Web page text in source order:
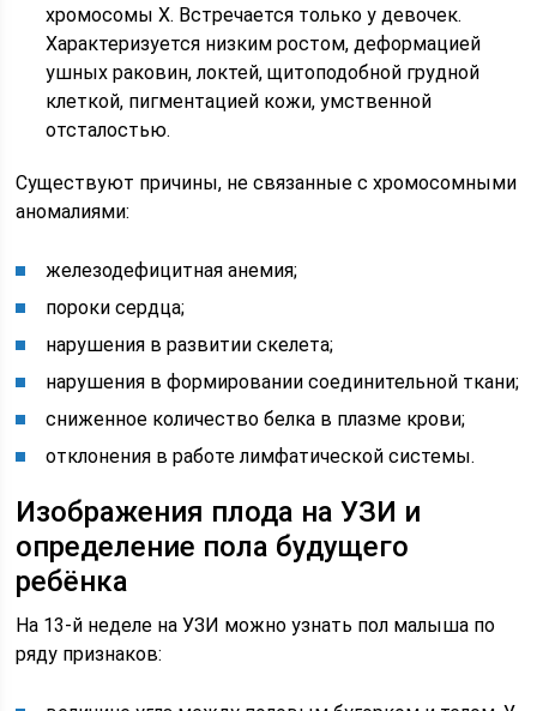
хромосомы Х. Встречается только у девочек.
Характеризуется низким ростом, деформацией
ушных раковин, локтей, щитоподобной грудной
клеткой, пигментацией кожи, умственной
отсталостью.
Существуют причины, не связанные с хромосомными
аномалиями:
железодефицитная анемия;
пороки сердца;
нарушения в развитии скелета;
нарушения в формировании соединительной ткани;
сниженное количество белка в плазме крови;
отклонения в работе лимфатической системы.
Изображения плода на УЗИ и
определение пола будущего
ребёнка
На 13-й неделе на УЗИ можно узнать пол малыша по
ряду признаков: